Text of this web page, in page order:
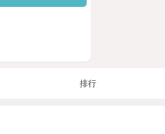
排行